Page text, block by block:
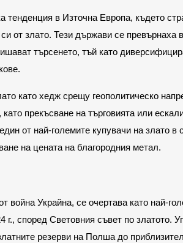
тенденция в Източна Европа, където
от злато. Тези държави се превърнаха
търсенето, тъй като
като хедж срещу геополитическо
прекъсване на търговията или
от най-големите купувачи на злато в
на цената на благородния метал.
война Украйна, се очертава като най-
г., според Световния съвет по златото.
резерви на Полша до